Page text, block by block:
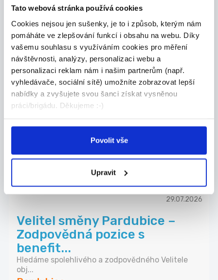
Tato webová stránka používá cookies
Cookies nejsou jen sušenky, je to i způsob, kterým nám
pomáháte ve zlepšování funkcí i obsahu na webu. Díky
vašemu souhlasu s využíváním cookies pro měření
návštěvnosti, analýzy, personalizaci webu a
personalizaci reklam nám i našim partnerům (např.
vyhledávače, sociální sítě) umožníte zobrazovat lepší
nabídky a zvyšujete svou šanci získat vysněnou
práci/brigádu. Děkujeme :-)
Povolit vše
Upravit
společností...
Pardubice
ADECCO spol. s r.o.
28.07.2026
Prodavač/ka - Pardubice
Do svých řad firmy NEMEC WORLD s.r.o. hledáme
29.07.2026
Velitel směny Pardubice –
Zodpovědná pozice s
benefit...
Hledáme spolehlivého a zodpovědného Velitele
obj...